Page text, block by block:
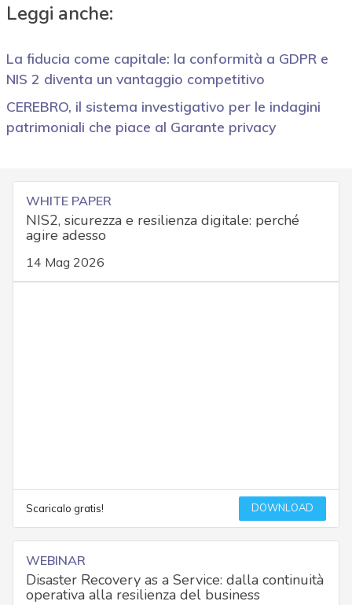
Leggi anche:
La fiducia come capitale: la conformità a GDPR e
NIS 2 diventa un vantaggio competitivo
CEREBRO, il sistema investigativo per le indagini
patrimoniali che piace al Garante privacy
WHITE PAPER
NIS2, sicurezza e resilienza digitale: perché
agire adesso
14 Mag 2026
Scaricalo gratis! DOWNLOAD
WEBINAR
Disaster Recovery as a Service: dalla continuità
operativa alla resilienza del business